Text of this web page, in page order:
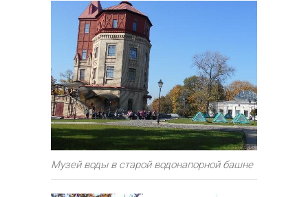
Музей воды в старой водонапорной башне